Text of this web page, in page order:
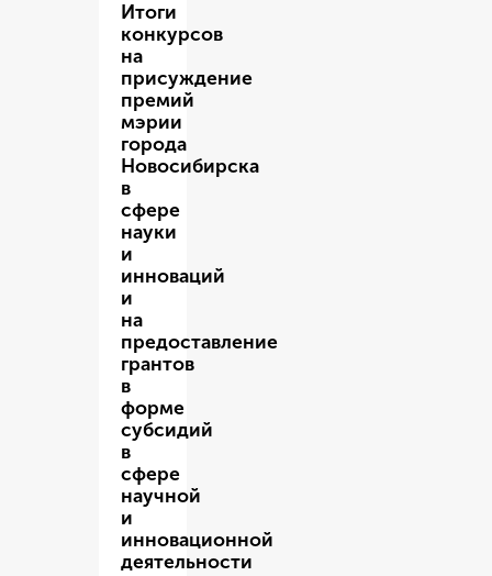
Итоги
конкурсов
на
присуждение
премий
мэрии
города
Новосибирска
в
сфере
науки
и
инноваций
и
на
предоставление
грантов
в
форме
субсидий
в
сфере
научной
и
инновационной
деятельности